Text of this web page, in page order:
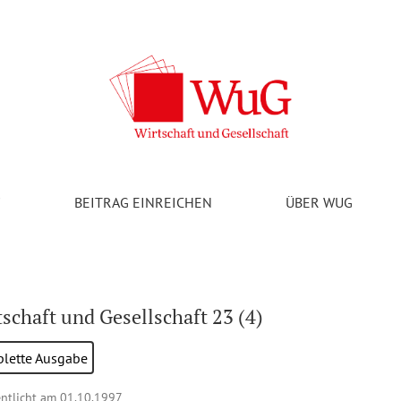
BEITRAG EINREICHEN ÜBER WUG
und Gesellschaft 23 (4)
Ausgabe
am 01.10.1997